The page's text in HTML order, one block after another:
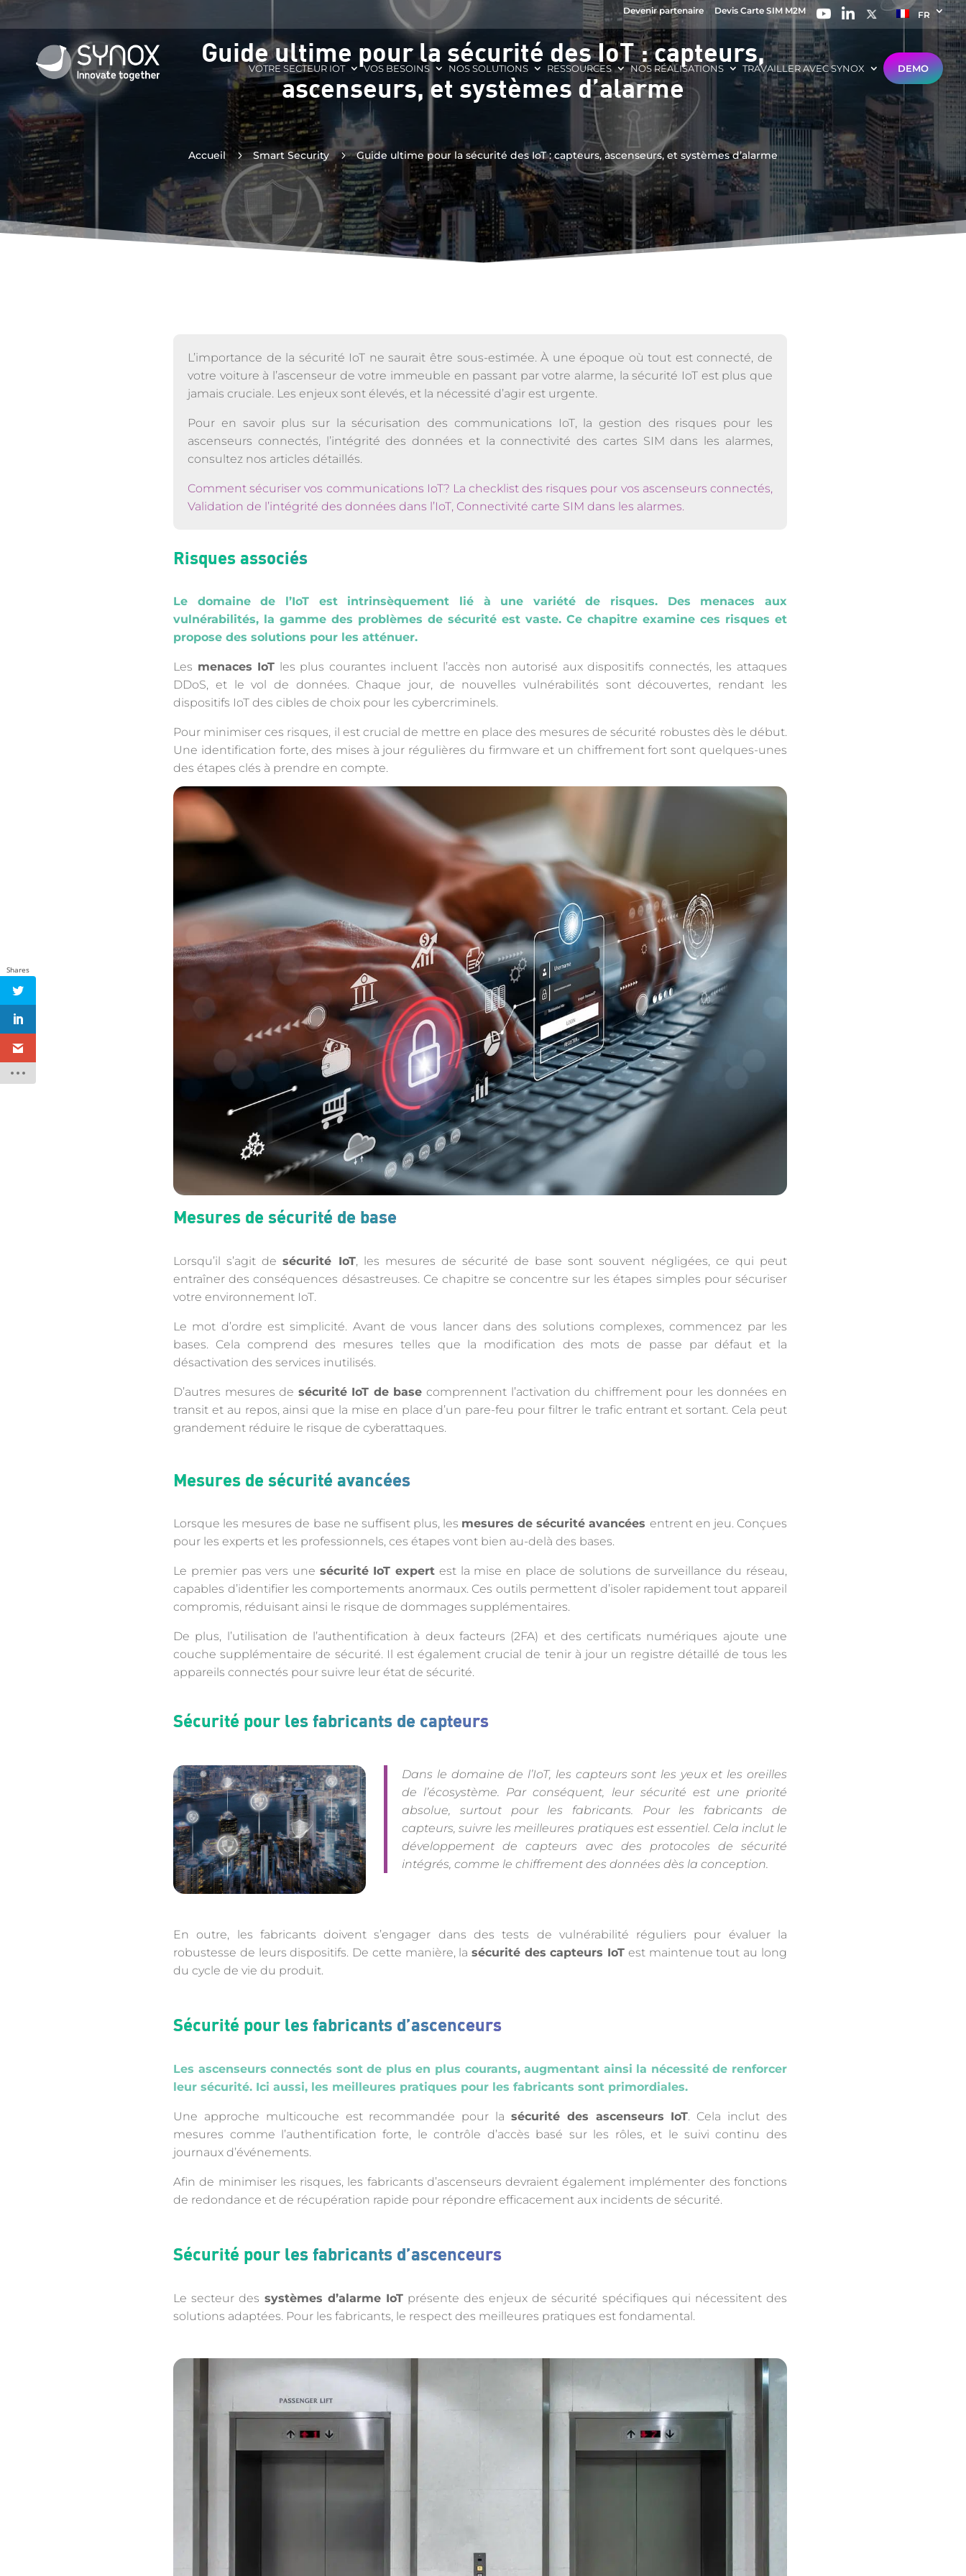
Devenir partenaire Devis Carte SIM M2M FR
VOTRE SECTEUR IOT VOS BESOINS NOS SOLUTIONS RESSOURCES NOS RÉALISATIONS TRAVAILLER AVEC SYNOX DEMO
Guide ultime pour la sécurité des IoT : capteurs,
ascenseurs, et systèmes d’alarme
Accueil 5 Smart Security 5 Guide ultime pour la sécurité des IoT : capteurs, ascenseurs, et systèmes d’alarme
L’importance de la sécurité IoT ne saurait être sous-estimée. À une époque où tout est connecté, de
votre voiture à l’ascenseur de votre immeuble en passant par votre alarme, la sécurité IoT est plus que
jamais cruciale. Les enjeux sont élevés, et la nécessité d’agir est urgente.
Pour en savoir plus sur la sécurisation des communications IoT, la gestion des risques pour les
ascenseurs connectés, l’intégrité des données et la connectivité des cartes SIM dans les alarmes,
consultez nos articles détaillés.
Comment sécuriser vos communications IoT? La checklist des risques pour vos ascenseurs connectés,
Validation de l’intégrité des données dans l’IoT, Connectivité carte SIM dans les alarmes.
Risques associés
Le domaine de l’IoT est intrinsèquement lié à une variété de risques. Des menaces aux
vulnérabilités, la gamme des problèmes de sécurité est vaste. Ce chapitre examine ces risques et
propose des solutions pour les atténuer.
Les menaces IoT les plus courantes incluent l’accès non autorisé aux dispositifs connectés, les attaques
DDoS, et le vol de données. Chaque jour, de nouvelles vulnérabilités sont découvertes, rendant les
dispositifs IoT des cibles de choix pour les cybercriminels.
Pour minimiser ces risques, il est crucial de mettre en place des mesures de sécurité robustes dès le début.
Une identification forte, des mises à jour régulières du firmware et un chiffrement fort sont quelques-unes
des étapes clés à prendre en compte.
Mesures de sécurité de base
Lorsqu’il s’agit desécurité IoT, les mesures de sécurité de base sont souvent négligées, ce qui peut
entraîner des conséquences désastreuses. Ce chapitre se concentre sur les étapes simples pour sécuriser
votre environnement IoT.
Le mot d’ordre est simplicité. Avant de vous lancer dans des solutions complexes, commencez par les
bases. Cela comprend des mesures telles que la modification des mots de passe par défaut et la
désactivation des services inutilisés.
D’autres mesures de sécurité IoT de base comprennent l’activation du chiffrement pour les données en
transit et au repos, ainsi que la mise en place d’un pare-feu pour filtrer le trafic entrant et sortant. Cela peut
grandement réduire le risque de cyberattaques.
Mesures de sécurité avancées
Lorsque les mesures de base ne suffisent plus, les mesures de sécurité avancées entrent en jeu. Conçues
pour les experts et les professionnels, ces étapes vont bien au-delà des bases.
Le premier pas vers une sécurité IoT expert est la mise en place de solutions de surveillance du réseau,
capables d’identifier les comportements anormaux. Ces outils permettent d’isoler rapidement tout appareil
compromis, réduisant ainsi le risque de dommages supplémentaires.
De plus, l’utilisation de l’authentification à deux facteurs (2FA) et des certificats numériques ajoute une
couche supplémentaire de sécurité. Il est également crucial de tenir à jour un registre détaillé de tous les
appareils connectés pour suivre leur état de sécurité.
Sécurité pour les fabricants de capteurs
Dans le domaine de l’IoT, les capteurs sont les yeux et les oreilles
de l’écosystème. Par conséquent, leur sécurité est une priorité
absolue, surtout pour les fabricants. Pour les fabricants de
capteurs, suivre les meilleures pratiques est essentiel. Cela inclut le
développement de capteurs avec des protocoles de sécurité
intégrés, comme le chiffrement des données dès la conception.
En outre, les fabricants doivent s’engager dans des tests de vulnérabilité réguliers pour évaluer la
robustesse de leurs dispositifs. De cette manière, la sécurité des capteurs IoT est maintenue tout au long
du cycle de vie du produit.
Sécurité pour les fabricants d’ascenceurs
Les ascenseurs connectés sont de plus en plus courants, augmentant ainsi la nécessité de renforcer
leur sécurité. Ici aussi, les meilleures pratiques pour les fabricants sont primordiales.
Une approche multicouche est recommandée pour la sécurité des ascenseurs IoT. Cela inclut des
mesures comme l’authentification forte, le contrôle d’accès basé sur les rôles, et le suivi continu des
journaux d’événements.
Afin de minimiser les risques, les fabricants d’ascenseurs devraient également implémenter des fonctions
de redondance et de récupération rapide pour répondre efficacement aux incidents de sécurité.
Sécurité pour les fabricants d’ascenceurs
Le secteur des systèmes d’alarme IoTprésente des enjeux de sécurité spécifiques qui nécessitent des
solutions adaptées. Pour les fabricants, le respect des meilleures pratiques est fondamental.
Shares